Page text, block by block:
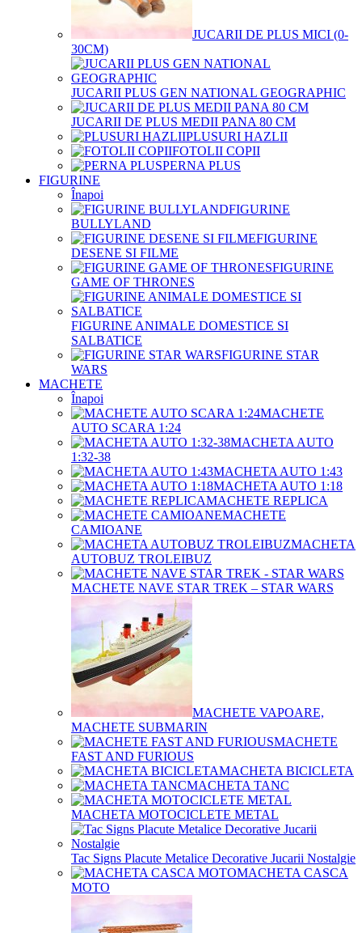
JUCARII DE PLUS MICI (0-
30CM)
JUCARII PLUS GEN NATIONAL GEOGRAPHIC
JUCARII DE PLUS MEDII PANA 80 CM
PLUSURI HAZLII
FOTOLII COPII
PERNA PLUS
FIGURINE
Înapoi
FIGURINE
BULLYLAND
FIGURINE
DESENE SI FILME
FIGURINE
GAME OF THRONES
FIGURINE ANIMALE DOMESTICE SI
SALBATICE
FIGURINE STAR
WARS
MACHETE
Înapoi
MACHETE
AUTO SCARA 1:24
MACHETA AUTO
1:32-38
MACHETA AUTO 1:43
MACHETA AUTO 1:18
MACHETE REPLICA
MACHETE
CAMIOANE
MACHETA
AUTOBUZ TROLEIBUZ
MACHETE NAVE STAR TREK – STAR WARS
MACHETE VAPOARE,
MACHETE SUBMARIN
MACHETE
FAST AND FURIOUS
MACHETA BICICLETA
MACHETA TANC
MACHETA MOTOCICLETE METAL
Tac Signs Placute Metalice Decorative Jucarii Nostalgie
MACHETA CASCA
MOTO